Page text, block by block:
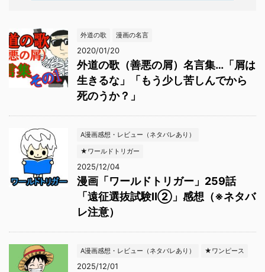
外道の歌 漫画の名言
2020/01/20
外道の歌（善悪の屑）名言集…「屑は
生きるな」「もう少し苦しんでから
死のうか？」
A漫画感想・レビュー（ネタバレあり）
★ワールドトリガー
2025/12/04
漫画「ワールドトリガー」259話
「遠征選抜試験Ⅱ②」感想（※ネタバ
レ注意）
A漫画感想・レビュー（ネタバレあり） ★ワンピース
2025/12/01